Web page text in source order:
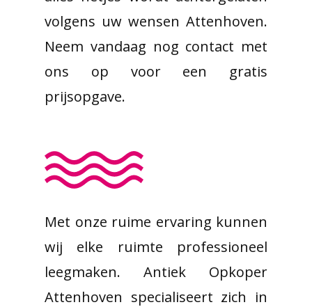
volgens uw wensen Attenhoven.
Neem vandaag nog contact met
ons op voor een gratis
prijsopgave.
Met onze ruime ervaring kunnen
wij elke ruimte professioneel
leegmaken. Antiek Opkoper
Attenhoven specialiseert zich in